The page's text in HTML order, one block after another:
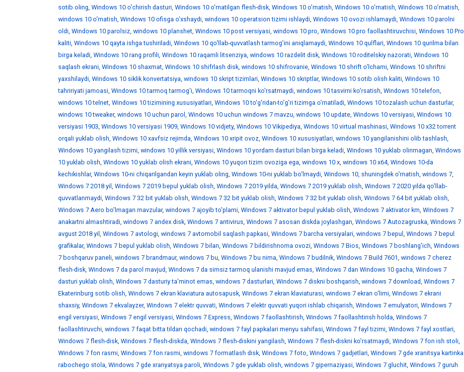
sotib oling, Windows 10 o'chirish dasturi, Windows 10 o'rnatilgan flesh-disk, Windows 10 o'rnatish, Windows 10 o'rnatish, Windows 10 o'rnatish,
windows 10 o'rnatish, Windows 10 ofisga o'xshaydi, windows 10 operatsion tizimi ishlaydi, Windows 10 ovozi ishlamaydi, Windows 10 parolni
oldi, Windows 10 parolsiz, windows 10 planshet, Windows 10 post versiyasi, windows 10 pro, Windows 10 pro faollashtiruvchisi, Windows 10 Pro
kaliti, Windows 10 qayta ishga tushiriladi, Windows 10 qo'llab-quvvatlash tarmog'ini aniqlamaydi, Windows 10 qulflari, Windows 10 qurilma bilan
birga keladi, Windows 10 rang profili, Windows 10 raqamli litsenziya, windows 10 razdelit disk, Windows 10 roditelskiy nazorati, Windows 10
saqlash ekrani, Windows 10 shaxmat, Windows 10 shifrlash disk, windows 10 shifrovanie, Windows 10 shrift o'lchami, Windows 10 shriftni
yaxshilaydi, Windows 10 siklik konvertatsiya, windows 10 skript tizimlari, Windows 10 skriptlar, Windows 10 sotib olish kaliti, Windows 10
tahririyati jamoasi, Windows 10 tarmoq tarmog'i, Windows 10 tarmoqni ko'rsatmaydi, windows 10 tasvirni ko'rsatish, Windows 10 telefon,
windows 10 telnet, Windows 10 tizimining xususiyatlari, Windows 10 to'g'ridan-to'g'ri tizimga o'rnatiladi, Windows 10 tozalash uchun dasturlar,
windows 10 tweaker, windows 10 uchun parol , Windows 10 uchun windows 7 mavzu, windows 10 update, Windows 10 versiyasi, Windows 10
versiyasi 1903, Windows 10 versiyasi 1909, Windows 10 vidjety, Windows 10 Vikipediya, Windows 10 virtual mashinasi, Windows 10 x32 torrent
orqali yuklab olish, Windows 10 xavfsiz rejimda, Windows 10 xripit ovoz, Windows 10 xususiyatlari, windows 10 yangilanishini olib tashlash,
Windows 10 yangilash tizimi, windows 10 yillik versiyasi, Windows 10 yordam dasturi bilan birga keladi, Windows 10 yuklab olinmagan, Windows
10 yuklab olish, Windows 10 yuklab olish ekrani, Windows 10 yuqori tizim ovoziga ega, windows 10 х, windows 10 х64, Windows 10-da
kechikishlar, Windows 10-ni chiqarilgandan keyin yuklab oling, Windows 10-ni yuklab bo'lmaydi, Windows 10, shuningdek o'rnatish, windows 7,
Windows 7 2018 yil , Windows 7 2019 bepul yuklab olish, Windows 7 2019 yilda, Windows 7 2019 yuklab olish, Windows 7 2020 yilda qo'llab-
quvvatlanmaydi, Windows 7 32 bit yuklab olish, Windows 7 32 bit yuklab olish, Windows 7 32 bit yuklab olish, Windows 7 64 bit yuklab olish,
Windows 7 Aero bo'lmagan mavzular, windows 7 ajoyib to'plami, Windows 7 aktivator bepul yuklab olish, Windows 7 aktivator km, Windows 7
anakartni almashtiradi, windows 7 andex disk, Windows 7 antivirus, Windows 7 asosan diskda joylashgan, Windows 7 Autozagruska, Windows 7
avgust 2018 yil , Windows 7 avtologi, windows 7 avtomobil saqlash papkasi, Windows 7 barcha versiyalari, windows 7 bepul , Windows 7 bepul
grafikalar, Windows 7 bepul yuklab olish, Windows 7 bilan, Windows 7 bildirishnoma ovozi, Windows 7 Bios, Windows 7 boshlang'ich, Windows
7 boshqaruv paneli, windows 7 brandmaur, windows 7 bu, Windows 7 bu nima, Windows 7 budilnik, Windows 7 Build 7601, windows 7 cherez
flesh-disk, Windows 7 da parol mavjud, Windows 7 da simsiz tarmoq ulanishi mavjud emas, Windows 7 dan Windows 10 gacha, Windows 7
dasturi yuklab olish, Windows 7 dasturiy ta'minot emas, windows 7 dasturlari, Windows 7 diskni boshqarish, windows 7 download, Windows 7
Ekaterinburg sotib olish, Windows 7 ekran klaviatura autosapusk, Windows 7 ekran klaviaturasi, windows 7 ekran o'limi, Windows 7 ekrani
shaxsiy, Windows 7 ekvalayzer, Windows 7 elektr quvvati, Windows 7 elektr quvvati yuqori ishlab chiqarish, Windows 7 emulyatori, Windows 7
engil versiyasi, Windows 7 engil versiyasi, Windows 7 Express, Windows 7 faollashtirish, Windows 7 faollashtirish holda, Windows 7
faollashtiruvchi, windows 7 faqat bitta tildan qochadi, windows 7 fayl papkalari menyu sahifasi, Windows 7 fayl tizimi, Windows 7 fayl xostlari,
Windows 7 flesh-disk, Windows 7 flesh-diskda, Windows 7 flesh-diskini yangilash, Windows 7 flesh-diskni ko'rsatmaydi, Windows 7 fon ish stoli,
Windows 7 fon rasmi, Windows 7 fon rasmi, windows 7 formatlash disk, Windows 7 foto, Windows 7 gadjetlari, Windows 7 gde xranitsya kartinka
rabochego stola, Windows 7 gde xranyatsya paroli, Windows 7 gde yuklab olish, windows 7 gipernaziyasi, Windows 7 gluchit, Windows 7 guruh